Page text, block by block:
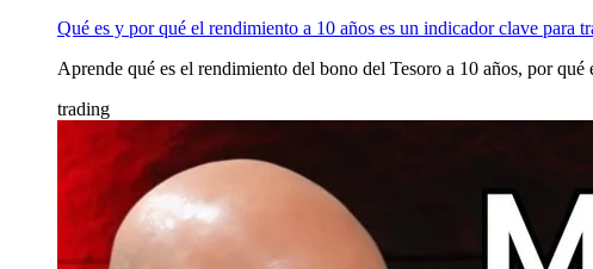
Qué es y por qué el rendimiento a 10 años es un indicador clave para
Aprende qué es el rendimiento del bono del Tesoro a 10 años, por
trading